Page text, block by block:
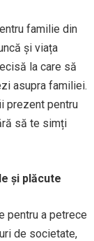
familie din
și viața
la care să
asupra familiei.
prezent pentru
să te simți
și plăcute
pentru a petrece
de societate,